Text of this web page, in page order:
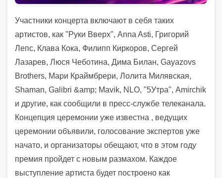
Участники концерта включают в себя таких
артистов, как "Руки Вверх", Anna Asti, Григорий
Лепс, Клава Кока, Филипп Киркоров, Сергей
Лазарев, Люся Чеботина, Дима Билан, Gayazovs
Brothers, Мари Краймбрери, Лолита Милявская,
Shaman, Galibri &amp; Mavik, NLO, "5Утра", Amirchik
и другие, как сообщили в пресс-службе телеканала.
Концепция церемонии уже известна , ведущих
церемонии объявили, голосование экспертов уже
начато, и организаторы обещают, что в этом году
премия пройдет с новым размахом. Каждое
выступление артиста будет построено как